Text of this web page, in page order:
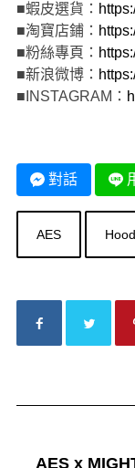
■蝦皮選貨：
■淘寶店鋪：
■粉絲專頁：
■新浪微博：
■INSTAGRAM：
對話
AES
AES x